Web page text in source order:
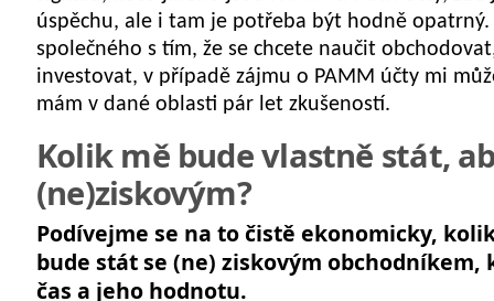
úspěchu, ale i tam je potřeba být hodně
společného s tím, že se chcete naučit
investovat, v případě zájmu o PAMM účty mi
mám v dané oblasti pár let zkušeností.
Kolik mě bude vlastně stát,
(ne)ziskovým?
Podívejme se na to čistě ekonomicky,
bude stát se (ne) ziskovým obchodníkem,
čas a jeho hodnotu.